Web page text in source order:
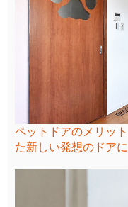
ペットドアのメリッ
た新しい発想のドアに